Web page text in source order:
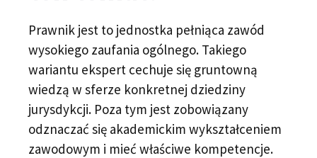
Prawnik jest to jednostka pełniąca zawód
wysokiego zaufania ogólnego. Takiego
wariantu ekspert cechuje się gruntowną
wiedzą w sferze konkretnej dziedziny
jurysdykcji. Poza tym jest zobowiązany
odznaczać się akademickim wykształceniem
zawodowym i mieć właściwe kompetencje.